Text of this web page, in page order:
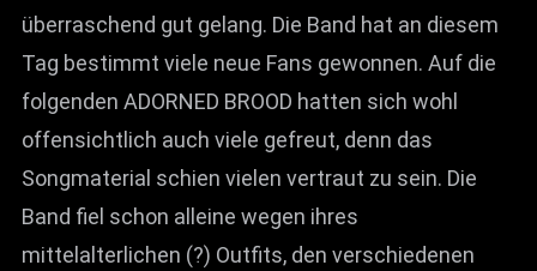
überraschend gut gelang. Die Band hat an diesem
Tag bestimmt viele neue Fans gewonnen. Auf die
folgenden ADORNED BROOD hatten sich wohl
offensichtlich auch viele gefreut, denn das
Songmaterial schien vielen vertraut zu sein. Die
Band fiel schon alleine wegen ihres
mittelalterlichen (?) Outfits, den verschiedenen